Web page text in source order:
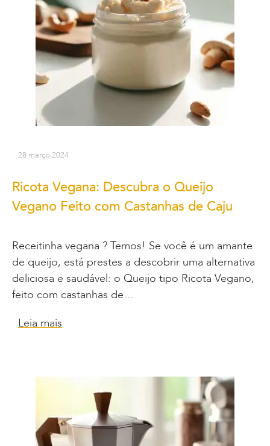
28 março 2024
Ricota Vegana: Descubra o Queijo
Vegano Feito com Castanhas de Caju
Receitinha vegana ? Temos! Se você é um amante
de queijo, está prestes a descobrir uma alternativa
deliciosa e saudável: o Queijo tipo Ricota Vegano,
feito com castanhas de…
Leia mais